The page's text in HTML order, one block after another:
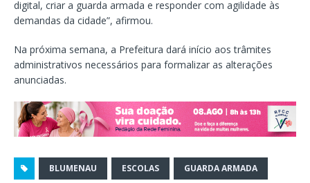
digital, criar a guarda armada e responder com agilidade às
demandas da cidade”, afirmou.
Na próxima semana, a Prefeitura dará início aos trâmites
administrativos necessários para formalizar as alterações
anunciadas.
BLUMENAU ESCOLAS GUARDA ARMADA